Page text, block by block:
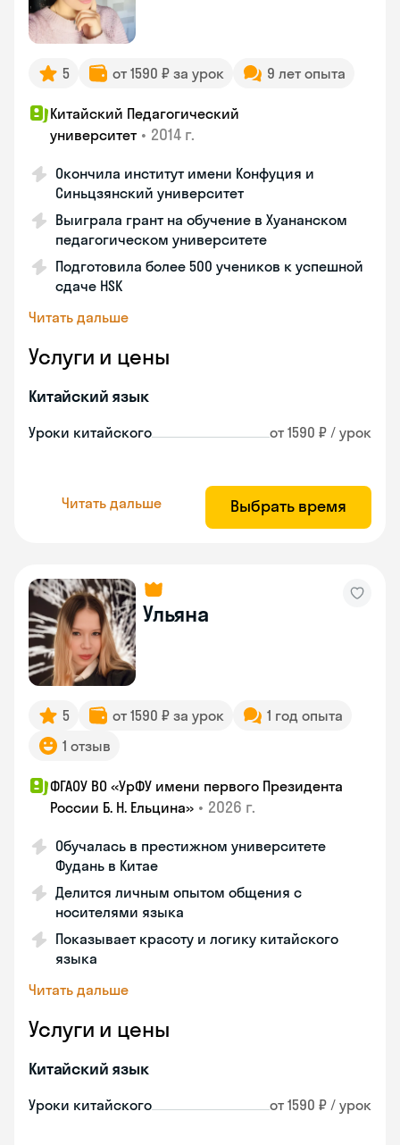
5 от 1590 ₽ за урок 9 лет опыта
Китайский Педагогический
университет • 2014 г.
Окончила институт имени Конфуция и
Синьцзянский университет
Выиграла грант на обучение в Хуананском
педагогическом университете
Подготовила более 500 учеников к успешной
сдаче HSK
Читать дальше
Услуги и цены
Китайский язык
Уроки китайского от 1590 ₽ / урок
Читать дальше Выбрать время
Ульяна
5 от 1590 ₽ за урок
1 год опыта
1 отзыв
ФГАОУ ВО «УрФУ имени первого Президента
России Б. Н. Ельцина» • 2026 г.
Обучалась в престижном университете
Фудань в Китае
Делится личным опытом общения с
носителями языка
Показывает красоту и логику китайского
языка
Читать дальше
Услуги и цены
Китайский язык
Уроки китайского от 1590 ₽ / урок